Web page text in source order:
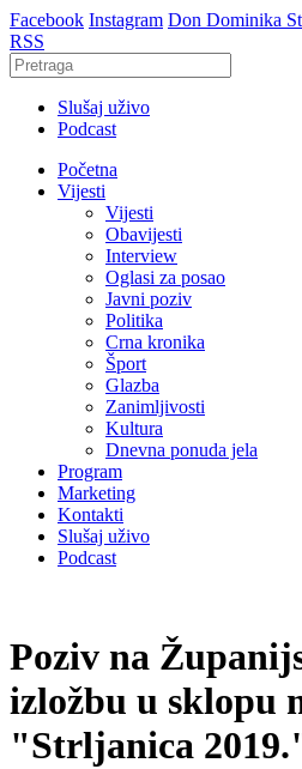
Facebook Instagram Don Dominika
RSS
Slušaj uživo
Podcast
Početna
Vijesti
Vijesti
Obavijesti
Interview
Oglasi za posao
Javni poziv
Politika
Crna kronika
Šport
Glazba
Zanimljivosti
Kultura
Dnevna ponuda jela
Program
Marketing
Kontakti
Slušaj uživo
Podcast
Poziv na
izložbu u sklopu
"Strljanica